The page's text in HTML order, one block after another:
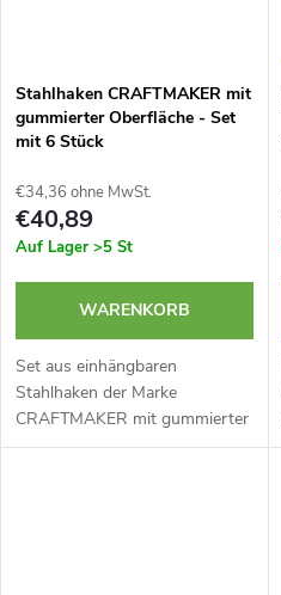
Stahlhaken CRAFTMAKER mit
gummierter Oberfläche - Set
mit 6 Stück
€34,36 ohne MwSt.
€40,89
Auf Lager >5 St
WARENKORB
Set aus einhängbaren
Stahlhaken der Marke
CRAFTMAKER mit gummierter
Oberfläche. Stahlleiste mit